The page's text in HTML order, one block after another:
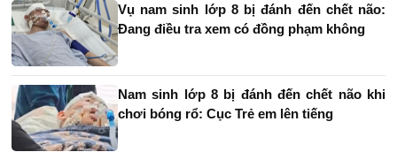
Vụ nam sinh lớp 8 bị đánh đến chết não:
Đang điều tra xem có đồng phạm không
Nam sinh lớp 8 bị đánh đến chết não khi
chơi bóng rổ: Cục Trẻ em lên tiếng